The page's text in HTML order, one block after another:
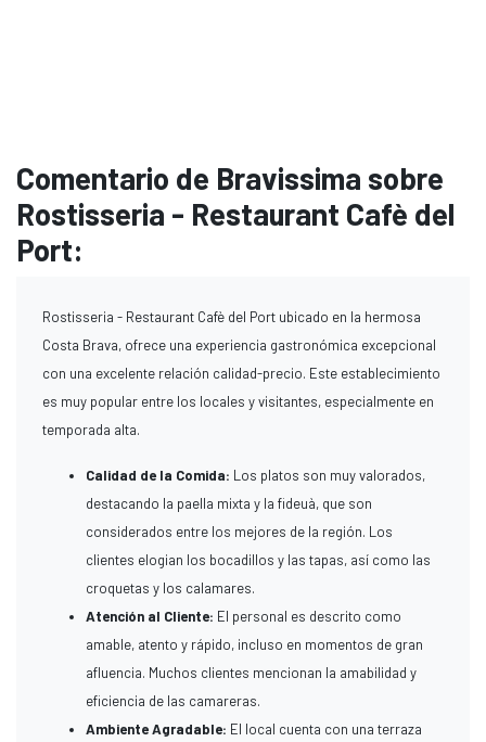
Comentario de Bravissima sobre
Rostisseria - Restaurant Cafè del
Port:
Rostisseria - Restaurant Cafè del Port ubicado en la hermosa
Costa Brava, ofrece una experiencia gastronómica excepcional
con una excelente relación calidad-precio. Este establecimiento
es muy popular entre los locales y visitantes, especialmente en
temporada alta.
Calidad de la Comida: Los platos son muy valorados,
destacando la paella mixta y la fideuà, que son
considerados entre los mejores de la región. Los
clientes elogian los bocadillos y las tapas, así como las
croquetas y los calamares.
Atención al Cliente: El personal es descrito como
amable, atento y rápido, incluso en momentos de gran
afluencia. Muchos clientes mencionan la amabilidad y
eficiencia de las camareras.
Ambiente Agradable: El local cuenta con una terraza